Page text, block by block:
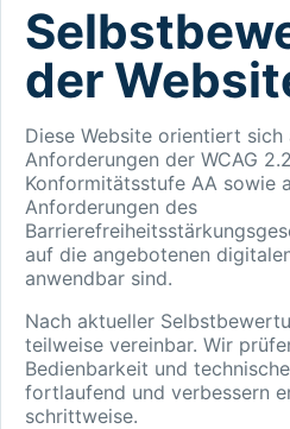
der
Diese Website orientiert sich
Anforderungen der WCAG
Konformitätsstufe AA sowie
Anforderungen des
auf die angebotenen
anwendbar sind.
Nach aktueller
teilweise vereinbar. Wir
Bedienbarkeit und
fortlaufend und verbessern
schrittweise.